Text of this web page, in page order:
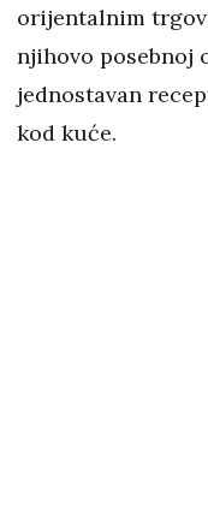
orijentalnim
njihovo posebnoj
jednostavan
kod kuće.